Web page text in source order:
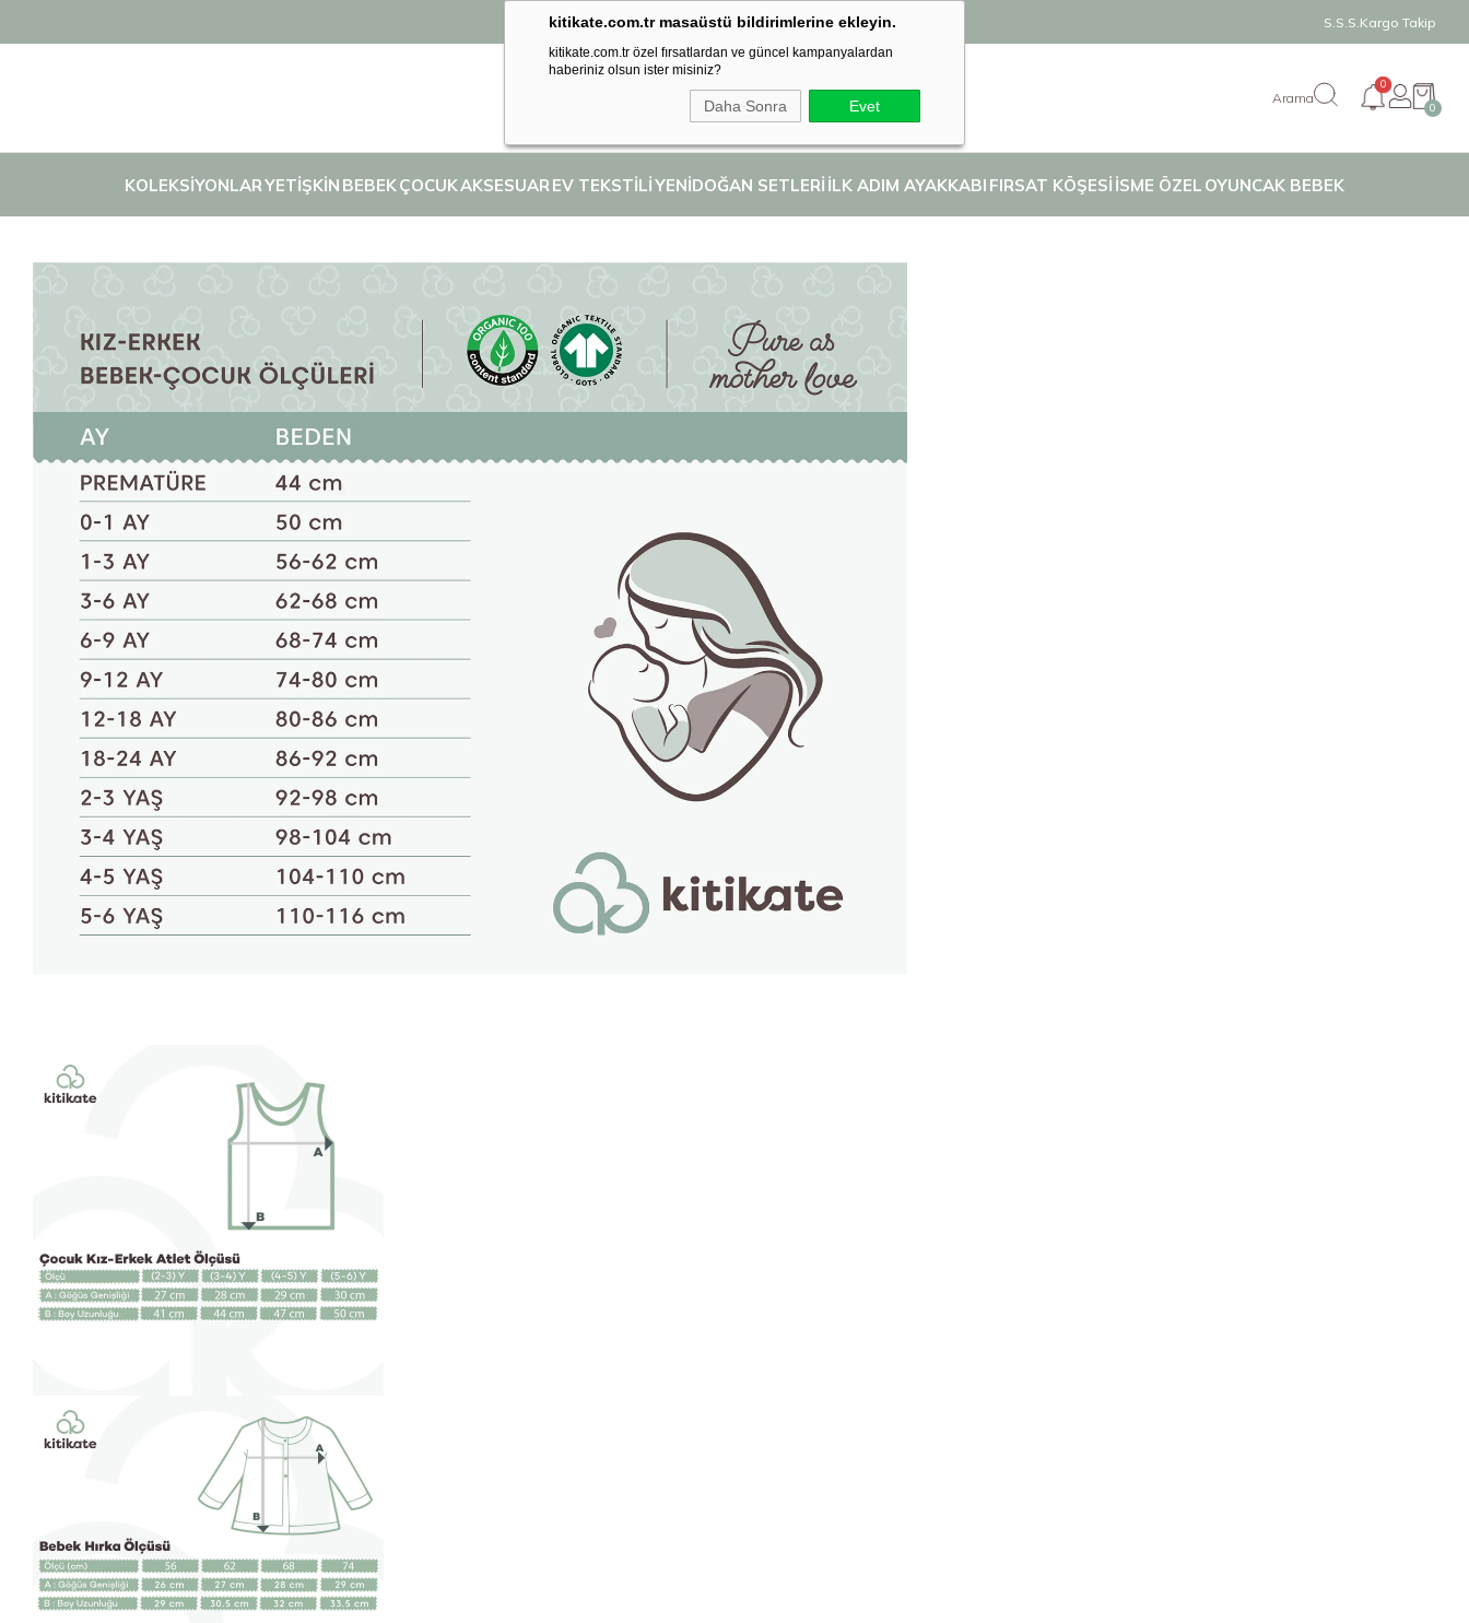
kitikate.com.tr masaüstü bildirimlerine ekleyin.
kitikate.com.tr özel fırsatlardan ve güncel kampanyalardan
haberiniz olsun ister misiniz?
Daha Sonra Evet
Seçili İlk Adım Ayakkabılarında 2. Ürüne %50 İndirim! 👣 S.S.S. Kargo Takip
0
0
KOLEKSİYONLARYETİŞKİN BEBEKÇOCUKAKSESUAR EV TEKSTİLİYENİDOĞAN SETLERİ İLK ADIM AYAKKABI FIRSAT KÖŞESİ İSME ÖZEL OYUNCAK BEBEK